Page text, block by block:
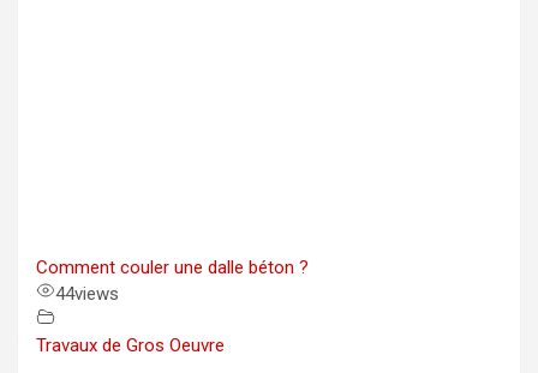
Comment couler une dalle béton ?
44views
Travaux de Gros Oeuvre